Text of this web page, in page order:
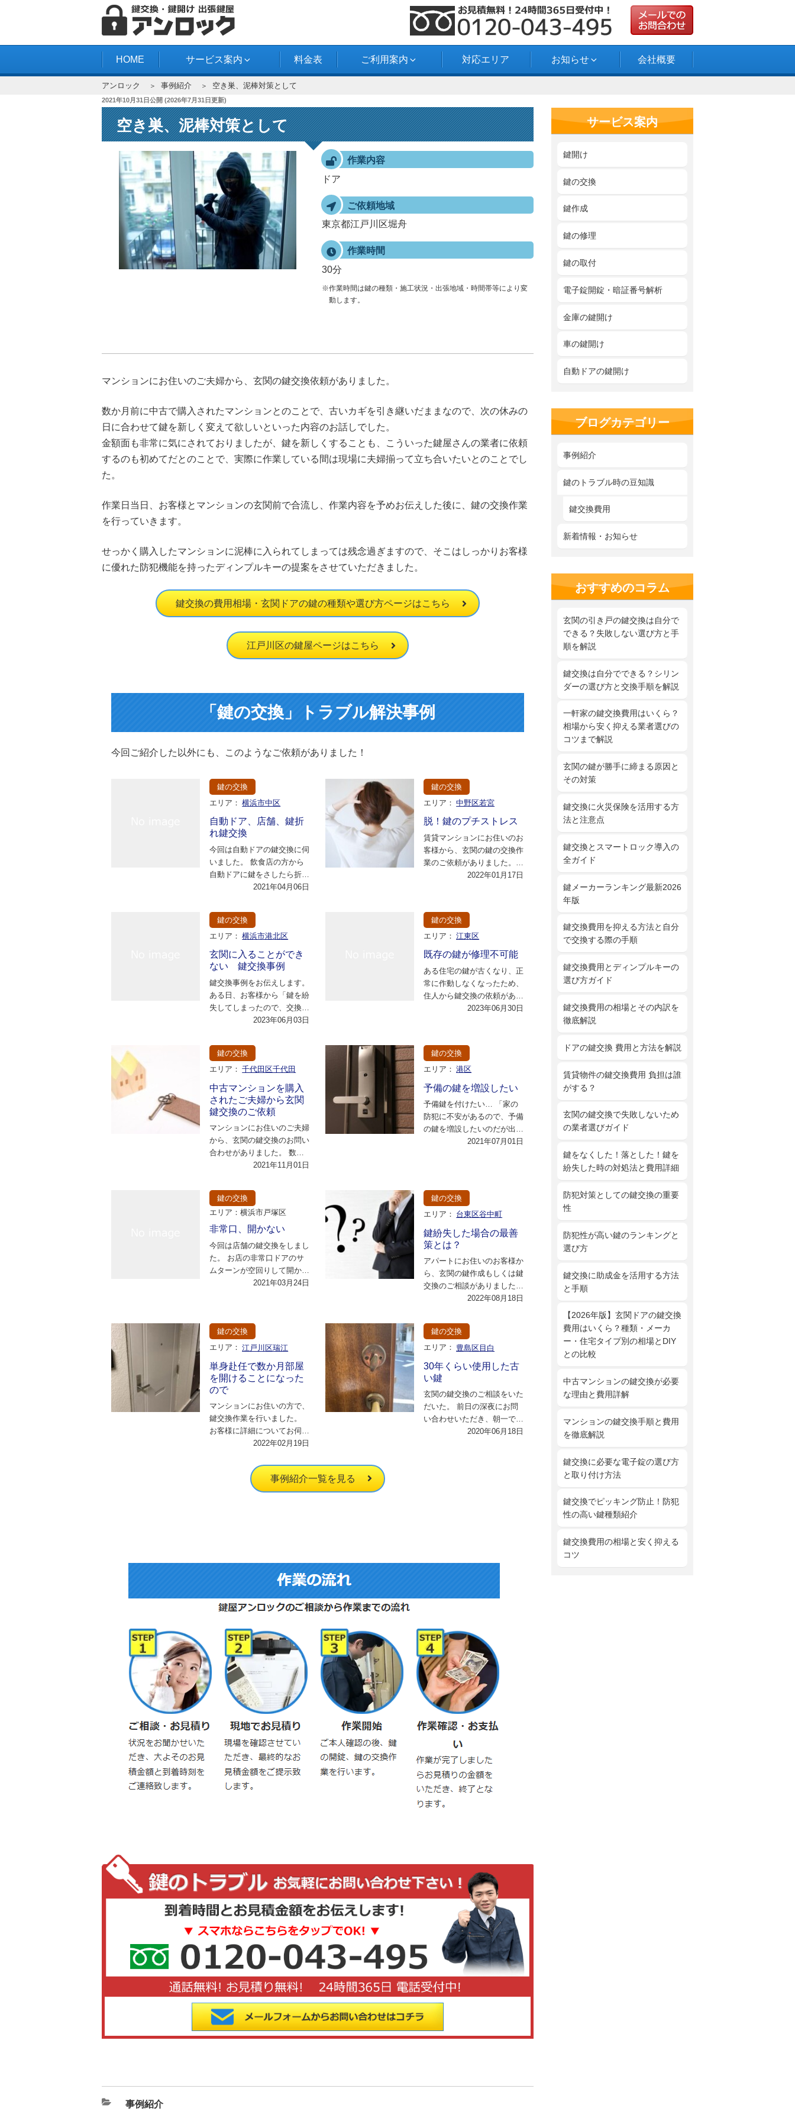
ツ
アンロック
HOME サービス案内 料金表 ご利用案内 対応エリア お知らせ 会社概要
アンロック 事例紹介 空き巣、泥棒対策として
投
稿
日:
2021年10月31日公開 (2026年7月31日更新)
空き巣、泥棒対策として
作業内容
ドア
ご依頼地域
東京都江戸川区堀舟
作業時間
30分
※作業時間は鍵の種類・施工状況・出張地域・時間帯等により変
動します。
マンションにお住いのご夫婦から、玄関の鍵交換依頼がありました。
数か月前に中古で購入されたマンションとのことで、古いカギを引き継いだままなので、次の休みの
日に合わせて鍵を新しく変えて欲しいといった内容のお話しでした。
金額面も非常に気にされておりましたが、鍵を新しくすることも、こういった鍵屋さんの業者に依頼
するのも初めてだとのことで、実際に作業している間は現場に夫婦揃って立ち合いたいとのことでし
た。
作業日当日、お客様とマンションの玄関前で合流し、作業内容を予めお伝えした後に、鍵の交換作業
を行っていきます。
せっかく購入したマンションに泥棒に入られてしまっては残念過ぎますので、そこはしっかりお客様
に優れた防犯機能を持ったディンプルキーの提案をさせていただきました。
鍵交換の費用相場・玄関ドアの鍵の種類や選び方ページはこちら
江戸川区の鍵屋ページはこちら
「鍵の交換」トラブル解決事例
今回ご紹介した以外にも、このようなご依頼がありました！
鍵の交換
エリア： 横浜市中区
自動ドア、店舗、鍵折
れ鍵交換
今回は自動ドアの鍵交換に伺
いました。 飲食店の方から
自動ドアに鍵をさしたら折れ
てしまって開けられなくなっ
2021年04月06日
鍵の交換
エリア： 中野区若宮
脱！鍵のプチストレス
賃貸マンションにお住いのお
客様から、玄関の鍵の交換作
業のご依頼がありました。
長年使っていた玄関の鍵でし
2022年01月17日
鍵の交換
エリア： 横浜市港北区
玄関に入ることができ
ない 鍵交換事例
鍵交換事例をお伝えします。
ある日、お客様から「鍵を紛
失してしまったので、交換し
てほしい」との依頼がありま
2023年06月03日
鍵の交換
エリア： 江東区
既存の鍵が修理不可能
ある住宅の鍵が古くなり、正
常に作動しなくなったため、
住人から鍵交換の依頼があり
ました。スタッフは以下の手
2023年06月30日
鍵の交換
エリア： 千代田区千代田
中古マンションを購入
されたご夫婦から玄関
鍵交換のご依頼
マンションにお住いのご夫婦
から、玄関の鍵交換のお問い
合わせがありました。 数か
月前に中古で購入されたマン
2021年11月01日
鍵の交換
エリア： 港区
予備の鍵を増設したい
予備鍵を付けたい… 「家の
防犯に不安があるので、予備
の鍵を増設したいのだが出来
るか」と不安そうな様子で相
2021年07月01日
鍵の交換
エリア：横浜市戸塚区
非常口、開かない
今回は店舗の鍵交換をしまし
た。 お店の非常口ドアのサ
ムターンが空回りして開かな
いので開けて直して欲しいと
2021年03月24日
鍵の交換
エリア： 台東区谷中町
鍵紛失した場合の最善
策とは？
アパートにお住いのお客様か
ら、玄関の鍵作成もしくは鍵
交換のご相談がありました。
鍵を紛失してしまったので、
2022年08月18日
鍵の交換
エリア： 江戸川区瑞江
単身赴任で数か月部屋
を開けることになった
ので
マンションにお住いの方で、
鍵交換作業を行いました。
お客様に詳細についてお伺い
させていただいたところ、一
2022年02月19日
鍵の交換
エリア： 豊島区目白
30年くらい使用した古
い鍵
玄関の鍵交換のご相談をいた
だいた。 前日の深夜にお問
い合わせいただき、朝一で伺
わせていただいた。 今回
2020年06月18日
事例紹介一覧を見る
カ
事例紹介
サービス案内
鍵開け
鍵の交換
鍵作成
鍵の修理
鍵の取付
電子錠開錠・暗証番号解析
金庫の鍵開け
車の鍵開け
自動ドアの鍵開け
ブログカテゴリー
事例紹介
鍵のトラブル時の豆知識
鍵交換費用
新着情報・お知らせ
おすすめのコラム
玄関の引き戸の鍵交換は自分で
できる？失敗しない選び方と手
順を解説
鍵交換は自分でできる？シリン
ダーの選び方と交換手順を解説
一軒家の鍵交換費用はいくら？
相場から安く抑える業者選びの
コツまで解説
玄関の鍵が勝手に締まる原因と
その対策
鍵交換に火災保険を活用する方
法と注意点
鍵交換とスマートロック導入の
全ガイド
鍵メーカーランキング最新2026
年版
鍵交換費用を抑える方法と自分
で交換する際の手順
鍵交換費用とディンプルキーの
選び方ガイド
鍵交換費用の相場とその内訳を
徹底解説
ドアの鍵交換 費用と方法を解説
賃貸物件の鍵交換費用 負担は誰
がする？
玄関の鍵交換で失敗しないため
の業者選びガイド
鍵をなくした！落とした！鍵を
紛失した時の対処法と費用詳細
防犯対策としての鍵交換の重要
性
防犯性が高い鍵のランキングと
選び方
鍵交換に助成金を活用する方法
と手順
【2026年版】玄関ドアの鍵交換
費用はいくら？種類・メーカ
ー・住宅タイプ別の相場とDIY
との比較
中古マンションの鍵交換が必要
な理由と費用詳解
マンションの鍵交換手順と費用
を徹底解説
鍵交換に必要な電子錠の選び方
と取り付け方法
鍵交換でピッキング防止！防犯
性の高い鍵種類紹介
鍵交換費用の相場と安く抑える
コツ